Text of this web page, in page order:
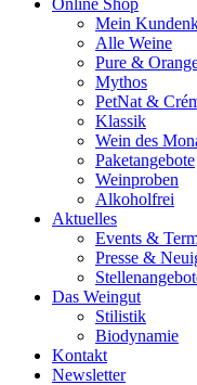
Online Shop
Mein
Alle Weine
Pure &
Mythos
PetNat &
Klassik
Wein des
Paketangebote
Weinproben
Alkoholfrei
Aktuelles
Events &
Presse &
Das Weingut
Stilistik
Biodynamie
Kontakt
Newsletter